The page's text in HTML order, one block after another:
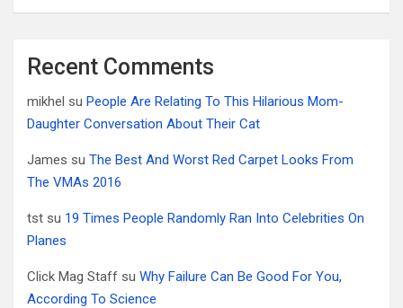
Recent Comments
mikhel su People Are Relating To This Hilarious Mom-
Daughter Conversation About Their Cat
James su The Best And Worst Red Carpet Looks From
The VMAs 2016
tst su 19 Times People Randomly Ran Into Celebrities On
Planes
Click Mag Staff su Why Failure Can Be Good For You,
According To Science